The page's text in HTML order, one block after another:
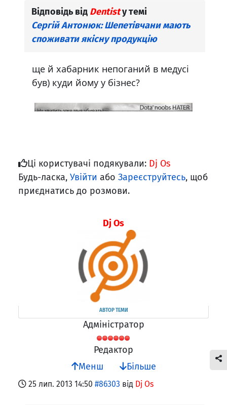
Відповідь від Dentistу темі
Сергій Антонюк: Шепетівчани мають
споживати якісну продукцію
ще й хабарник непоганий в медусі
був) куди йому у бізнес?
Ці користувачі подякували: Dj Os
Будь-ласка, Увійти або Зареєструйтесь, щоб
приєднатись до розмови.
Dj Os
АВТОР ТЕМИ
Адміністратор
Редактор
Менш
Більше
25 лип. 2013 14:50 #86303 від Dj Os